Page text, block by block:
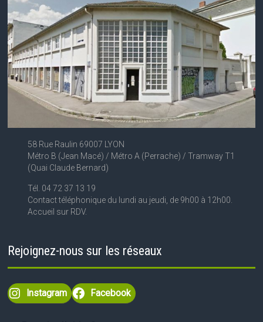
58 Rue Raulin 69007 LYON
Métro B (Jean Macé) / Métro A (Perrache) / Tramway T1
(Quai Claude Bernard)
Tél. 04 72 37 13 19
Contact téléphonique du lundi au jeudi, de 9h00 à 12h00.
Accueil sur RDV.
Rejoignez-nous sur les réseaux
Instagram Facebook